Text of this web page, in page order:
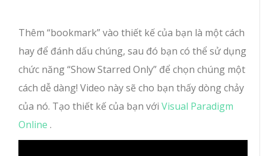
Thêm “bookmark” vào thiết kế của bạn là một cách
hay để đánh dấu chúng, sau đó bạn có thể sử dụng
chức năng “Show Starred Only” để chọn chúng một
cách dễ dàng! Video này sẽ cho bạn thấy dòng chảy
của nó. Tạo thiết kế của bạn vớiVisual Paradigm
Online .